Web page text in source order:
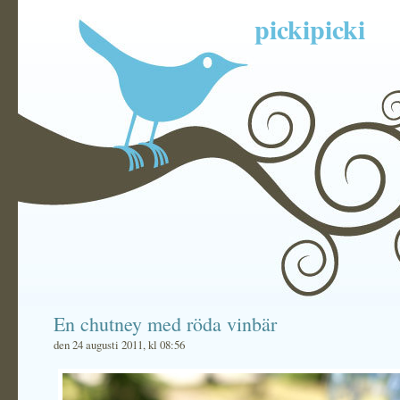
pickipicki
En chutney med röda vinbär
den 24 augusti 2011, kl 08:56